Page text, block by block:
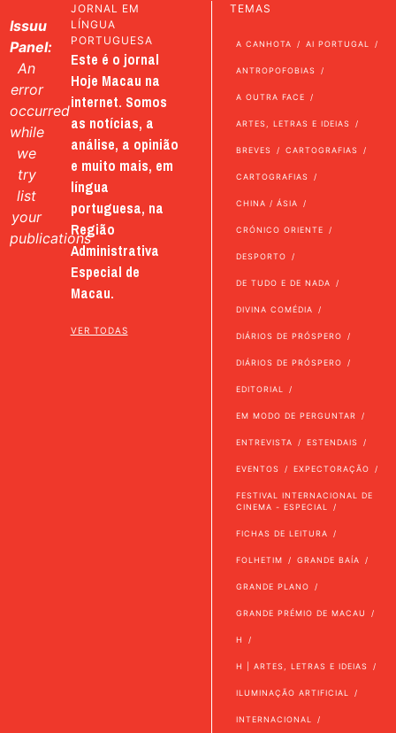
Issuu
Panel:
An
error
occurred
while
we
try
list
your
publications
JORNAL EM
LÍNGUA
PORTUGUESA
Este é o jornal
Hoje Macau na
internet. Somos
as notícias, a
análise, a opinião
e muito mais, em
língua
portuguesa, na
Região
Administrativa
Especial de
Macau.
VER TODAS
TEMAS
A CANHOTA AI PORTUGAL
ANTROPOFOBIAS
A OUTRA FACE
ARTES, LETRAS E IDEIAS
BREVES CARTOGRAFIAS
CARTOGRAFIAS
CHINA / ÁSIA
CRÓNICO ORIENTE
DESPORTO
DE TUDO E DE NADA
DIVINA COMÉDIA
DIÁRIOS DE PRÓSPERO
DIÁRIOS DE PRÓSPERO
EDITORIAL
EM MODO DE PERGUNTAR
ENTREVISTA ESTENDAIS
EVENTOS EXPECTORAÇÃO
FESTIVAL INTERNACIONAL DE
CINEMA - ESPECIAL
FICHAS DE LEITURA
FOLHETIM GRANDE BAÍA
GRANDE PLANO
GRANDE PRÉMIO DE MACAU
H
H | ARTES, LETRAS E IDEIAS
ILUMINAÇÃO ARTIFICIAL
INTERNACIONAL